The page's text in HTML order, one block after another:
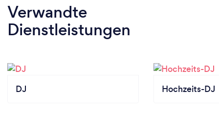
Verwandte
Dienstleistungen
DJ Hochzeits-DJ